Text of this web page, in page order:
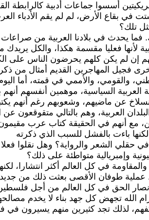
أسسوا جماعات أدبية كالرابطة
في بقاع الأرض، لم لم يقم الأدباء
تلك؟
يحدث في بلادنا العربية من صراعات
لأنها فعليا مقسمة هكذا، والكل يريدك
إن لم يكن كلهم يحرضون الناس على
فجيل المهاجرين القديم أمثال من
والقومي، والأممي في قمته، أما
العربية السياسية، موهمين أنفسهم
عن ماضيهم، وشعوبهم رغم أنهم
العربية، وهم بالتالي متقوقعون
مع أنهم في الحقيقة كتاب عرب مقيمون
باءت بالفشل للسبب الذي ذكرته
حقلي الشعر والرواية؟ وهل نقلوا
وإمبريالية متواطئة على ذلك؟
في كل العالم أكثر انتشارا،
عملية طوفان الأقصى بعثت ذلك من
الحق في كل العالم من أجل
الله تجهض كل جهد بناء لا يخدم
لذلك تجد كثيرين منهم يسيرون في